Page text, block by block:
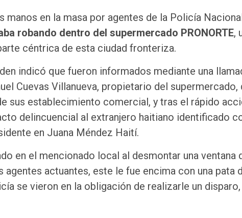
manos en la masa por agentes de la Policía
robando dentro del supermercado PRONORTE,
céntrica de esta ciudad fronteriza.
indicó que fueron informados mediante una
Cuevas Villanueva, propietario del supermercado,
sus establecimiento comercial, y tras el rápido
delincuencial al extranjero haitiano identificado
en Juana Méndez Haití.
en el mencionado local al desmontar una ventana
agentes actuantes, este le fue encima con una pata
se vieron en la obligación de realizarle un